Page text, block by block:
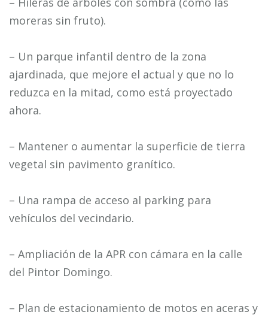
moreras sin fruto).
– Un parque infantil dentro de la zona
ajardinada, que mejore el actual y que no lo
reduzca en la mitad, como está proyectado
ahora.
– Mantener o aumentar la superficie de tierra
vegetal sin pavimento granítico.
– Una rampa de acceso al parking para
vehículos del vecindario.
– Ampliación de la APR con cámara en la calle
del Pintor Domingo.
– Plan de estacionamiento de motos en aceras y